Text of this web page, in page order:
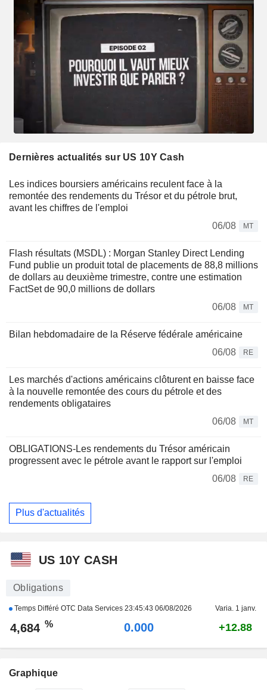
Dernières actualités sur US 10Y Cash
Les indices boursiers américains reculent face à la
remontée des rendements du Trésor et du pétrole brut,
avant les chiffres de l'emploi
06/08
MT
Flash résultats (MSDL) : Morgan Stanley Direct Lending
Fund publie un produit total de placements de 88,8 millions
de dollars au deuxième trimestre, contre une estimation
FactSet de 90,0 millions de dollars
06/08
MT
Bilan hebdomadaire de la Réserve fédérale américaine
06/08
RE
Les marchés d'actions américains clôturent en baisse face
à la nouvelle remontée des cours du pétrole et des
rendements obligataires
06/08
MT
OBLIGATIONS-Les rendements du Trésor américain
progressent avec le pétrole avant le rapport sur l'emploi
06/08
RE
Plus d'actualités
US 10Y CASH
Obligations
Temps Différé OTC Data Services 23:45:43 06/08/2026 Varia. 1 janv.
4,684 % 0.000 +12.88
Graphique